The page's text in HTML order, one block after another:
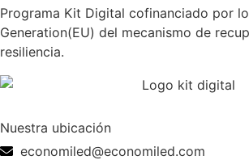
Programa Kit Digital cofinanciado por
Generation(EU) del mecanismo de
resiliencia.
Nuestra ubicación
economiled@economiled.com